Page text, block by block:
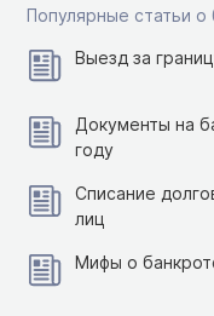
Популярные статьи о
Выезд за
Документы на
году
Списание
лиц
Мифы о